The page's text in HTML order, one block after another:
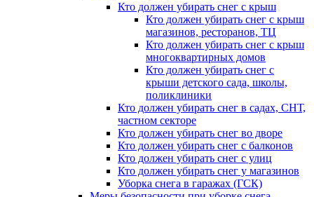
Кто должен убирать снег с крыш
Кто должен убирать снег с крыш
магазинов, ресторанов, ТЦ
Кто должен убирать снег с крыш
многоквартирных домов
Кто должен убирать снег с
крыши детского сада, школы,
поликлиники
Кто должен убирать снег в садах, СНТ,
частном секторе
Кто должен убирать снег во дворе
Кто должен убирать снег с балконов
Кто должен убирать снег с улиц
Кто должен убирать снег у магазинов
Уборка снега в гаражах (ГСК)